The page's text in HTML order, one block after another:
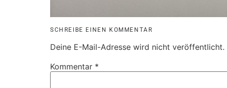
SCHREIBE EINEN KOMMENTAR
Deine E-Mail-Adresse wird nicht veröffentlicht.
Kommentar *